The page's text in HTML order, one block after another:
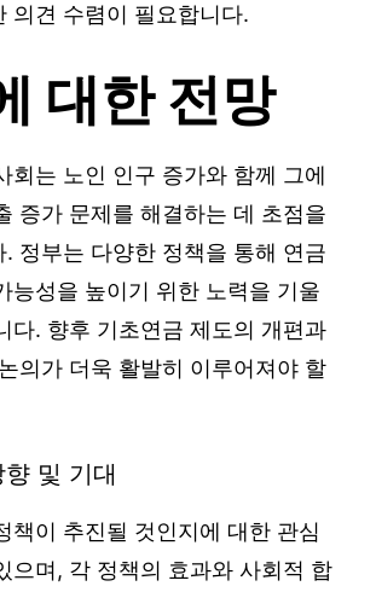
의견 수렴이 필요합니다.
대한 전망
회는 노인 인구 증가와 함께 그에
증가 문제를 해결하는 데 초점을
. 정부는 다양한 정책을 통해 연금
능성을 높이기 위한 노력을 기울
다. 향후 기초연금 제도의 개편과
의가 더욱 활발히 이루어져야 할
및 기대
책이 추진될 것인지에 대한 관심
으며, 각 정책의 효과와 사회적 합